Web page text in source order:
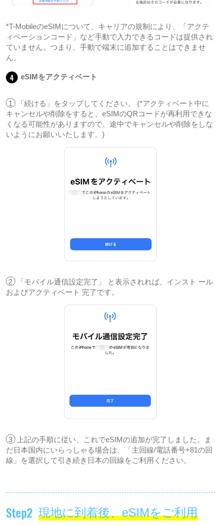
*T-MobileのeSIMについて、キャリアの規制により、「アクテ
ィベーションコード」など手動で入力できるコードは提供され
ていません。つまり、手動で端末に追加することはできませ
ん。
4 eSIMをアクティベート
1
「続ける」をタップしてください。 (*アクティベート中に
キャンセルや削除をすると、eSIMのQRコードが再利用できな
くなる可能性がありますので、途中でキャンセルや削除をしな
いようにお願いいたします。)
2
「モバイル通信設定完了」 と表示されれば、インスト ール
およびアクティベート 完了です。
3
上記の手順に従い、これでeSIMの追加が完了しました。ま
だ日本国内にいらっしゃる場合は、「主回線/電話番号+81の回
線」を選択して引き続き日本の回線をご利用ください。
Step2 現地に到着後、eSIMをご利用